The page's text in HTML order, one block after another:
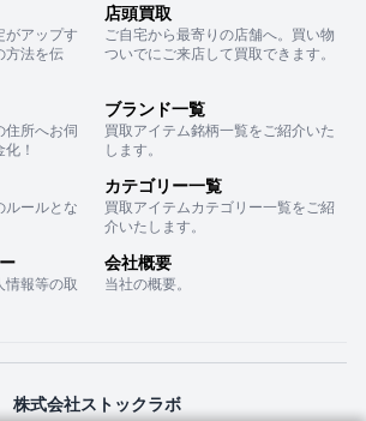
がアップす
方法を伝
店頭買取
ご自宅から最寄りの店舗へ。買い物
ついでにご来店して買取できます。
住所へお伺
！
ブランド一覧
買取アイテム銘柄一覧をご紹介いた
します。
ルールとな
カテゴリー一覧
買取アイテムカテゴリー一覧をご紹
介いたします。
情報等の取
会社概要
当社の概要。
株式会社ストックラボ